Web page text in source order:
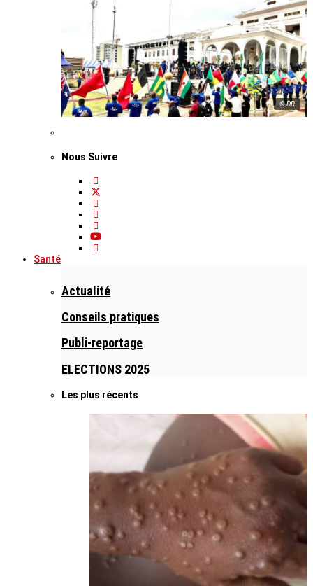
© DR
Nous Suivre
Santé
Actualité
Conseils pratiques
Publi-reportage
ELECTIONS 2025
Les plus récents